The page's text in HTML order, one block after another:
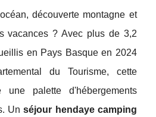
découverte montagne et
vacances ? Avec plus de 3,2
en Pays Basque en 2024
du Tourisme, cette
une palette d'hébergements
Unséjour hendaye camping